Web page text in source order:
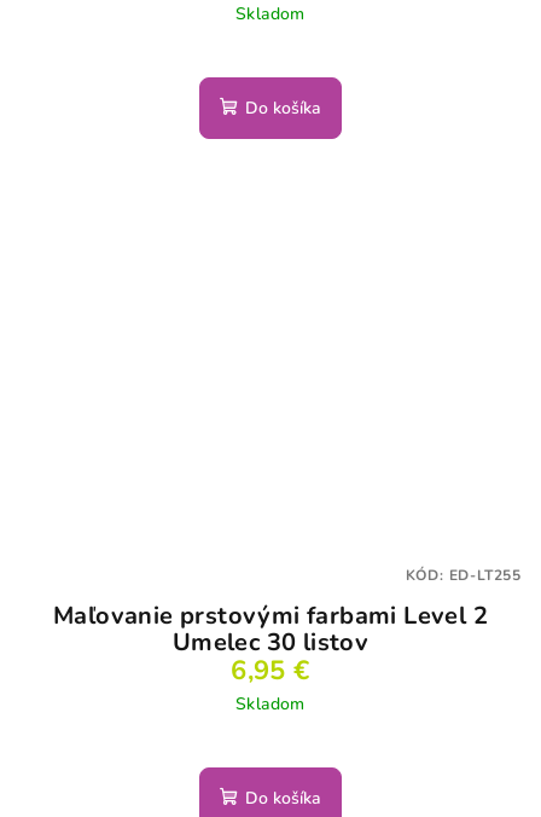
Skladom
Do košíka
Maľovanie prstovými farbami Level 2
Umelec 30 listov
6,95 €
Skladom
Do košíka
KÓD: ED-LT255